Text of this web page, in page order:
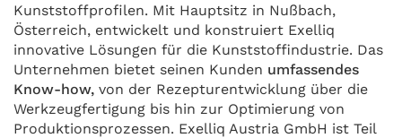
Kunststoffprofilen. Mit Hauptsitz in Nußbach,
Österreich, entwickelt und konstruiert Exelliq
innovative Lösungen für die Kunststoffindustrie. Das
Unternehmen bietet seinen Kunden umfassendes
Know-how, von der Rezepturentwicklung über die
Werkzeugfertigung bis hin zur Optimierung von
Produktionsprozessen. Exelliq Austria GmbH ist Teil